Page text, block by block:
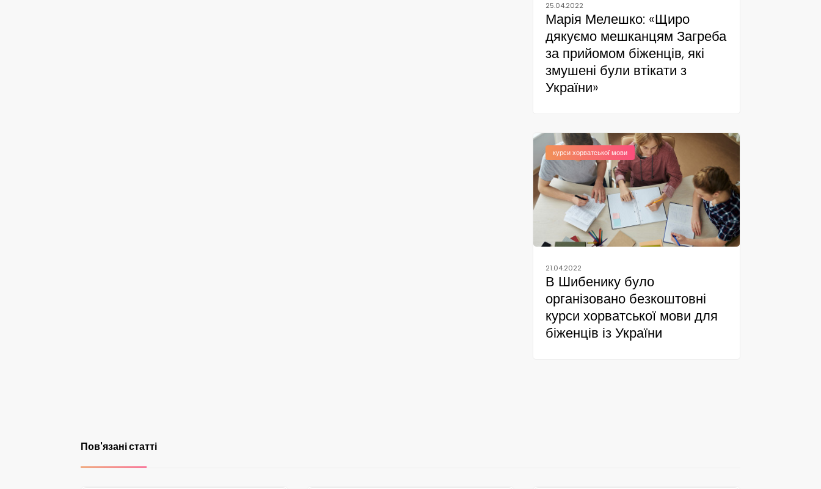
25.04.2022
Марія Мелешко: «Щиро
дякуємо мешканцям Загреба
за прийомом біженців, які
змушені були втікати з
України»
курси хорватської мови
21.04.2022
В Шибенику було
організовано безкоштовні
курси хорватської мови для
біженців із України
Пов'язані статті